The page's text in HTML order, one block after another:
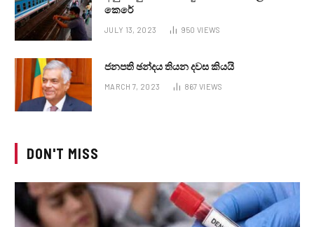
කෙරේ
JULY 13, 2023 950 VIEWS
ජනපති ඡන්දය තියන දවස කියයි
MARCH 7, 2023 867 VIEWS
DON'T MISS